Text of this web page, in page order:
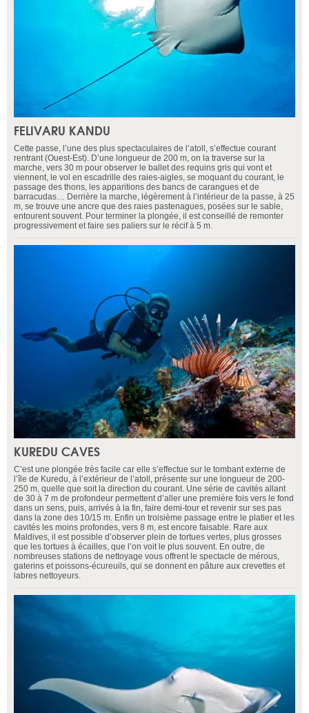
FELIVARU KANDU
Cette passe, l’une des plus spectaculaires de l’atoll, s’effectue courant
rentrant (Ouest-Est). D’une longueur de 200 m, on la traverse sur la
marche, vers 30 m pour observer le ballet des requins gris qui vont et
viennent, le vol en escadrille des raies-aigles, se moquant du courant, le
passage des thons, les apparitions des bancs de carangues et de
barracudas… Derrière la marche, légèrement à l’intérieur de la passe, à 25
m, se trouve une ancre que des raies pastenagues, posées sur le sable,
entourent souvent. Pour terminer la plongée, il est conseillé de remonter
progressivement et faire ses paliers sur le récif à 5 m.
KUREDU CAVES
C’est une plongée très facile car elle s’effectue sur le tombant externe de
l’île de Kuredu, à l’extérieur de l’atoll, présente sur une longueur de 200-
250 m, quelle que soit la direction du courant. Une série de cavités allant
de 30 à 7 m de profondeur permettent d’aller une première fois vers le fond
dans un sens, puis, arrivés à la fin, faire demi-tour et revenir sur ses pas
dans la zone des 10/15 m. Enfin un troisième passage entre le platier et les
cavités les moins profondes, vers 8 m, est encore faisable. Rare aux
Maldives, il est possible d’observer plein de tortues vertes, plus grosses
que les tortues à écailles, que l’on voit le plus souvent. En outre, de
nombreuses stations de nettoyage vous offrent le spectacle de mérous,
gaterins et poissons-écureuils, qui se donnent en pâture aux crevettes et
labres nettoyeurs.